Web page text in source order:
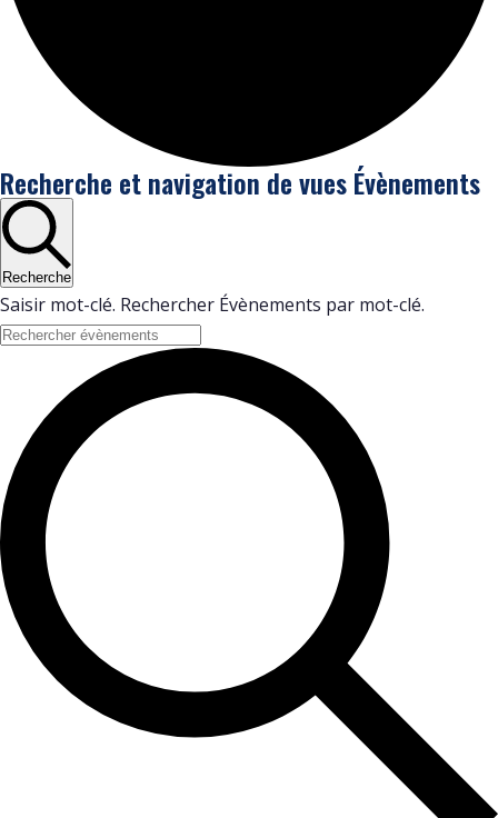
Évènements
Recherche et navigation de vues Évènements
Recherche
Saisir mot-clé. Rechercher Évènements par mot-clé.